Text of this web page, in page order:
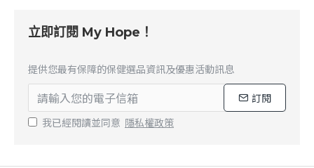
立即訂閱 My Hope！
提供您最有保障的保健選品資訊及優惠活動訊息
訂閱
我已經閱讀並同意 隱私權政策